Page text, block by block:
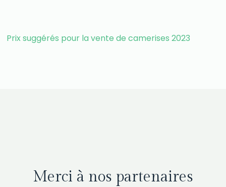
Prix suggérés pour la vente de camerises 2023
Merci à nos partenaires